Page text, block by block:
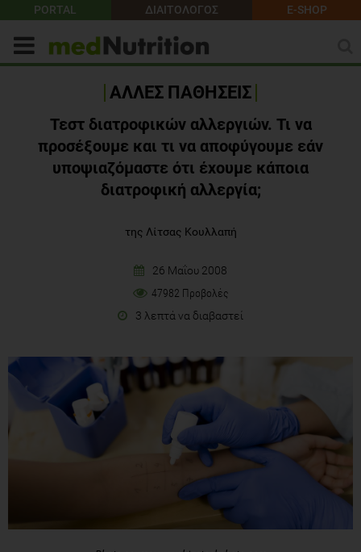
PORTAL ΔΙΑΙΤΟΛΟΓΟΣ E-SHOP
ΑΛΛΕΣ ΠΑΘΗΣΕΙΣ
Τεστ διατροφικών αλλεργιών. Τι να
προσέξουμε και τι να αποφύγουμε εάν
υποψιαζόμαστε ότι έχουμε κάποια
διατροφική αλλεργία;
της Λίτσας Κουλλαπή
26 Μαΐου 2008
47982 Προβολές
3 λεπτά να διαβαστεί